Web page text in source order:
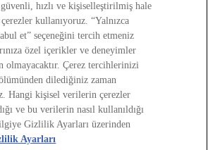
Veri Paylaşımı Ve İletişim İzni
Sayfadaki Çerezler
hızlı ve kişiselleştirilmiş hale
kullanıyoruz. “Yalnızca
et” seçeneğini tercih etmeniz
özel içerikler ve deneyimler
olmayacaktır. Çerez tercihlerinizi
dilediğiniz zaman
Hangi kişisel verilerin çerezler
ve bu verilerin nasıl kullanıldığı
Gizlilik Ayarları üzerinden
Ayarları